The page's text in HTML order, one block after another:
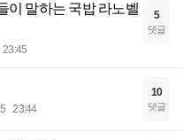
이 말하는 국밥 라노벨
23:45
5
댓글
23:44
10
댓글